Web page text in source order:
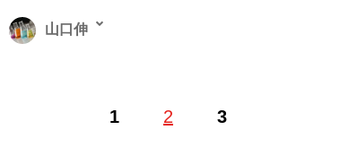
1 2 3
山口伸
や都市開発の記事を執筆する。取得した資格は簿記、フ